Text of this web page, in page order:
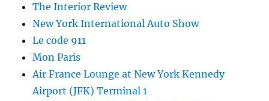
The Interior Review
New York International Auto Show
Le code 911
Mon Paris
Air France Lounge at New York Kennedy
Airport (JFK) Terminal 1